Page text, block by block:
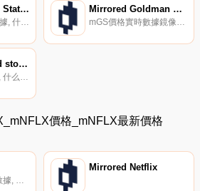
Mirrored United States Oil Fund
mUSO價格實時數據, 什么是mUSO？Mirrored United States Oil Fund（mUSO）是一種跟蹤美國石油基金ETF價格的合成資產。它可以在鏡像協議上鑄造,該鏡像協議參考由Band Protocol；去中心化的神諭網絡.
Mirrored Goldman Sachs Group Inc
mGS價格實時數據鏡像高盛集團（mGS）是一種跟蹤高盛集團股票價格的合成資產。它可以在鏡像協議上鑄造,該鏡像協議參考由Band Protocol；去中心化的神諭網絡。mGS以CW20和ERC20版本存在,可以分別在Terraswap和Uniswap上進行交易.
Pfizer tokenized stock FTX
PFE價格實時數據, 什么是代幣化股票？股票是在傳統監管交易所交易的股票。FTX列出精選股票的代幣。這些現貨代幣由CM Equity托管的股票支持。如果需要,可以用CM Equity贖回相關股票。CM Equity在德國受到全面監管,是一家獲準提供此類產品的持牌金融機構.
價格_mNFLX最新價格
Mirrored Netflix